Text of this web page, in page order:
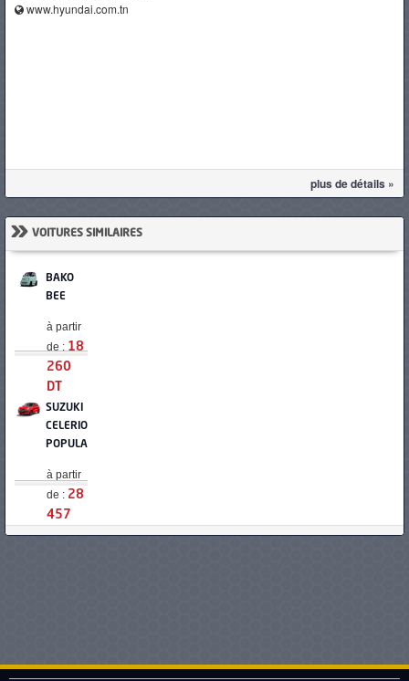
www.hyundai.com.tn
plus de détails »
» VOITURES SIMILAIRES
BAKO
BEE
à partir
de : 18
260
DT
SUZUKI
CELERIO
POPULAIRE
à partir
de : 28
457
DT
794